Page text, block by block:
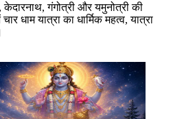
गंगोत्री और यमुनोत्री की
धाम यात्रा का धार्मिक महत्व, यात्रा